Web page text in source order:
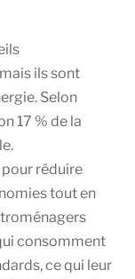
ils sont
Selon
17 % de la
réduire
tout en
consomment
ce qui leur